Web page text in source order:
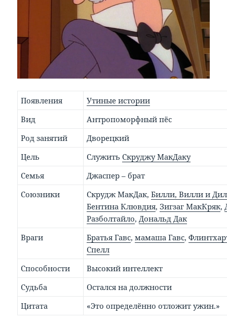
Появления
Утиные истории
Вид
Антропоморфный пёс
Род занятий
Дворецкий
Цель
СлужитьСкруджу МакДаку
Семья
Джаспер – брат
Союзники
Скрудж МакДак,Билли, Вилли и
Бентина Клювдия,Зигзаг МакКряк,
Разболтайло,Дональд Дак
Враги
Братья Гавс,мамаша Гавс,
Спелл
Способности
Высокий интеллект
Судьба
Остался на должности
Цитата
«Это определённо отложит ужин.»